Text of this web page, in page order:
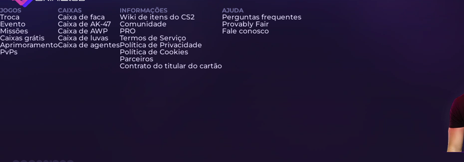
JOGOS
Troca
Evento
Missões
Caixas grátis
Aprimoramento
PvPs
CAIXAS
Caixa de faca
Caixa de AK-47
Caixa de AWP
Caixa de luvas
Caixa de agentes
INFORMAÇÕES
Wiki de itens do CS2
Comunidade
PRO
Termos de Serviço
Política de Privacidade
Política de Cookies
Parceiros
Contrato do titular do cartão
AJUDA
Perguntas frequentes
Provably Fair
Fale conosco